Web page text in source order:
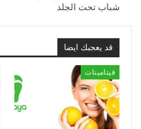
شباب تحت الجلد
قد يعجبك ايضا
فيتامينات